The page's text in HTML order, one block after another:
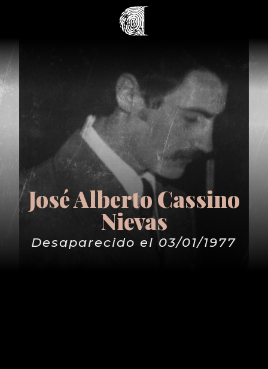
José Alberto Cassino
Nievas
Desaparecido el 03/01/1977